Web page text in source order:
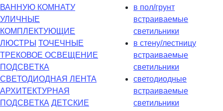
ВАННУЮ КОМНАТУ
УЛИЧНЫЕ
КОМПЛЕКТУЮЩИЕ
ЛЮСТРЫ ТОЧЕЧНЫЕ
ТРЕКОВОЕ ОСВЕЩЕНИЕ
ПОДСВЕТКА
СВЕТОДИОДНАЯ ЛЕНТА
АРХИТЕКТУРНАЯ
ПОДСВЕТКА ДЕТСКИЕ
в пол/грунт
встраиваемые
светильники
в стену/лестницу
встраиваемые
светильники
светодиодные
встраиваемые
светильники